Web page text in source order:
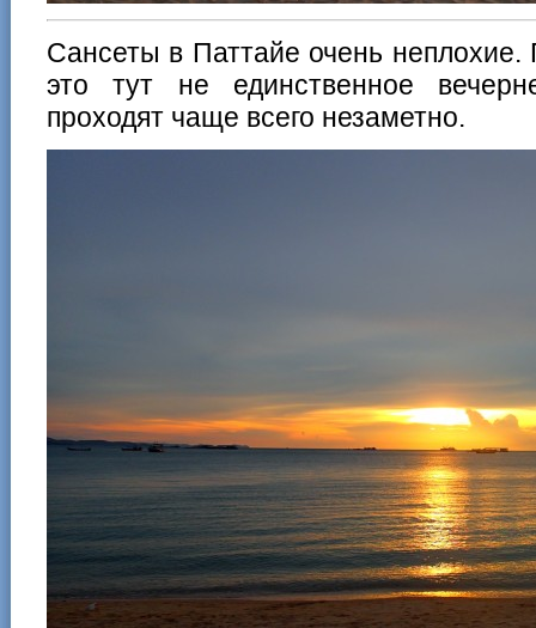
Сансеты в Паттайе очень
это тут не единственное
проходят чаще всего незаметно.